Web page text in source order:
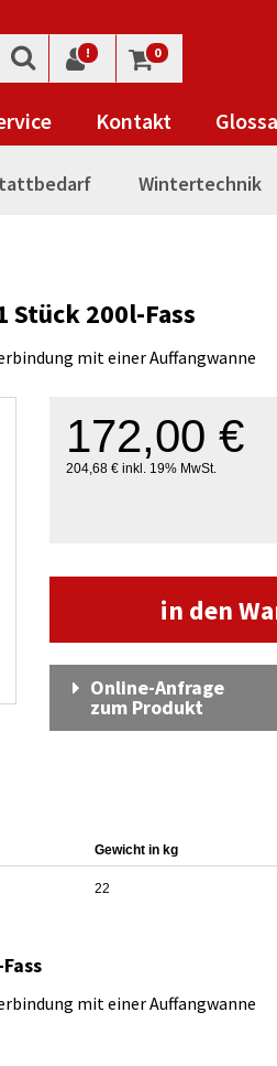
! 0
Kontakt
Wintertechnik
200l-Fass
mit einer Auffangwanne
172,00 €
204,68 € inkl. 19% MwSt.
in den
Online-Anfrage
zum Produkt
Gewicht in kg
22
mit einer Auffangwanne